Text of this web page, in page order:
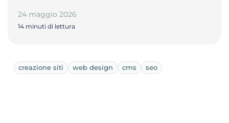
24 maggio 2026
14 minuti di lettura
creazione siti web design cms seo